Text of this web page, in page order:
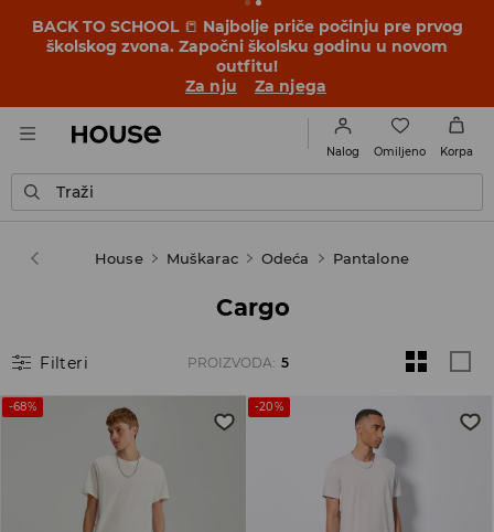
BACK TO SCHOOL 📒 Najbolje priče počinju pre prvog
školskog zvona. Započni školsku godinu u novom
outfitu!
Za nju
Za njega
Nalog Omiljeno Korpa
Traži
House Muškarac Odeća Pantalone
Cargo
Filteri PROIZVODA: 5
-68% -20%